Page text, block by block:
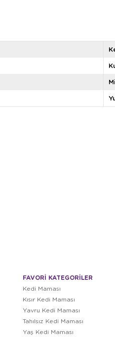
FAVORİ KATEGORİLER
Kedi Maması
Kısır Kedi Maması
Yavru Kedi Maması
Tahılsız Kedi Maması
Yaş Kedi Maması